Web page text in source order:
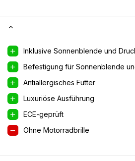
Inklusive Sonnenblende und
Befestigung für Sonnenblende
Antiallergisches Futter
Luxuriöse Ausführung
ECE-geprüft
Ohne Motorradbrille